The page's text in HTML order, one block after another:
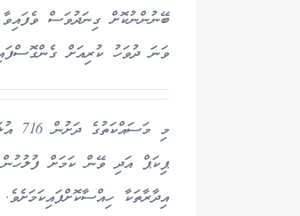
ވަނަ ދުވަހު ކުރިއަށް
މި
ޕިކަޕް އަދި ވޭން ކަމަށް
އިދާރާތަކާ ހިއްސާކޮށްފައިކަމަށެވެ.